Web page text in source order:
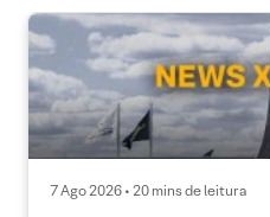
7 Ago 2026 • 20 mins de leitura